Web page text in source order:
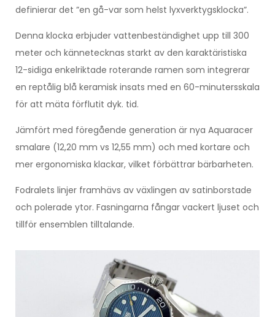
definierar det ”en gå-var som helst lyxverktygsklocka”.
Denna klocka erbjuder vattenbeständighet upp till 300
meter och kännetecknas starkt av den karaktäristiska
12-sidiga enkelriktade roterande ramen som integrerar
en reptålig blå keramisk insats med en 60-minutersskala
för att mäta förflutit dyk. tid.
Jämfört med föregående generation är nya Aquaracer
smalare (12,20 mm vs 12,55 mm) och med kortare och
mer ergonomiska klackar, vilket förbättrar bärbarheten.
Fodralets linjer framhävs av växlingen av satinborstade
och polerade ytor. Fasningarna fångar vackert ljuset och
tillför ensemblen tilltalande.